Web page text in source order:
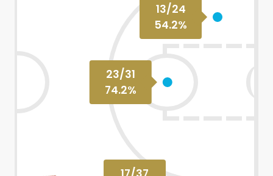
13/24
54.2%
23/31
74.2%